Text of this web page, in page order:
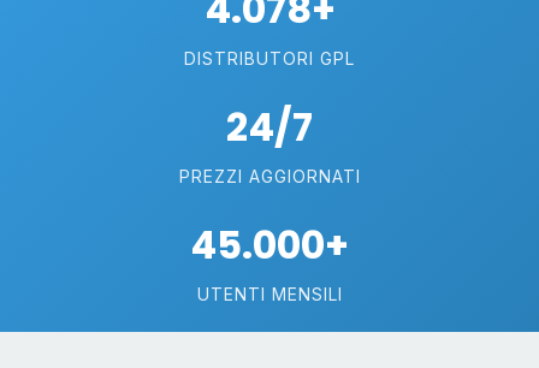
DISTRIBUTORI GPL
24/7
PREZZI AGGIORNATI
45.000+
UTENTI MENSILI